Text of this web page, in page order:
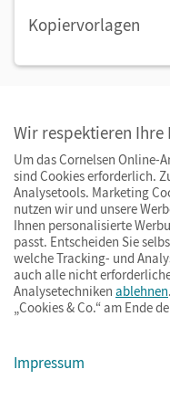
Kopiervorlagen
Vorlesen macht
Allein zu Hause "im
gerade für
Herausforderung,
sein kann, das mit
Wir respektieren
Um das Cornelsen Online-
sind Cookies erforderlich.
Analysetools. Marketing
nutzen wir und unsere
Ihnen personalisierte
passt. Entscheiden Sie
welche Tracking- und
auch alle nicht
Analysetechniken ablehnen
„Cookies & Co.“ am Ende
Impressum